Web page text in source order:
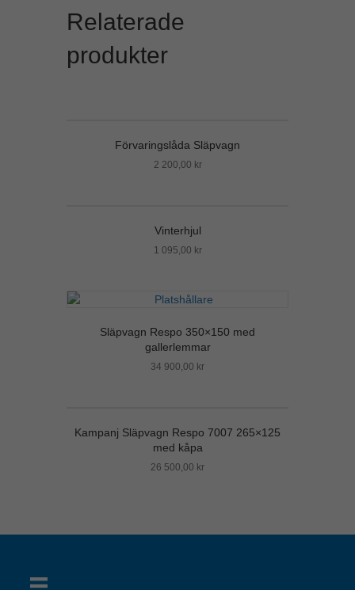
Relaterade
produkter
Förvaringslåda Släpvagn
2 200,00 kr
Vinterhjul
1 095,00 kr
Släpvagn Respo 350×150 med
gallerlemmar
34 900,00 kr
Kampanj Släpvagn Respo 7007 265×125
med kåpa
26 500,00 kr